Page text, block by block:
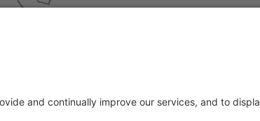
Finlandia, Francja, Grecja, Irlandia,
skontaktuj się z nami: